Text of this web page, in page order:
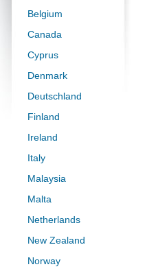
Belgium
Canada
Cyprus
Denmark
Deutschland
Finland
Ireland
Italy
Malaysia
Malta
Netherlands
New Zealand
Norway